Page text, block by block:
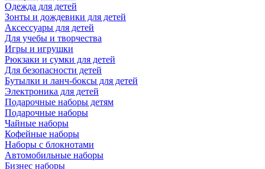
Одежда для детей
Зонты и дождевики для детей
Аксессуары для детей
Для учебы и творчества
Игры и игрушки
Рюкзаки и сумки для детей
Для безопасности детей
Бутылки и ланч-боксы для детей
Электроника для детей
Подарочные наборы детям
Подарочные наборы
Чайные наборы
Кофейные наборы
Наборы с блокнотами
Автомобильные наборы
Бизнес наборы